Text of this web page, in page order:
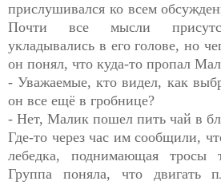
прислушивался ко всем
Почти все мысли
укладывались в его голове, но
он понял, что куда-то пропал
- Уважаемые, кто видел, как
он все ещё в гробнице?
- Нет, Малик пошел пить чай в
Где-то через час им сообщили,
лебедка, поднимающая тросы
Группа поняла, что двигать